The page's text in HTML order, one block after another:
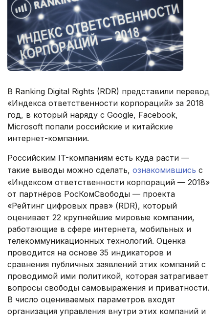
В Ranking Digital Rights (RDR) представили перевод
«Индекса ответственности корпораций» за 2018
год, в который наряду с Google, Facebook,
Microsoft попали российские и китайские
интернет-компании.
Российским IT-компаниям есть куда расти —
такие выводы можно сделать, ознакомившись с
«Индексом ответственности корпораций — 2018»
от партнёров РосКомСвободы — проекта
«Рейтинг цифровых прав» (RDR), который
оценивает 22 крупнейшие мировые компании,
работающие в сфере интернета, мобильных и
телекоммуникационных технологий. Оценка
проводится на основе 35 индикаторов и
сравнения публичных заявлений этих компаний с
проводимой ими политикой, которая затрагивает
вопросы свободы самовыражения и приватности.
В число оцениваемых параметров входят
организация управления внутри этих компаний и